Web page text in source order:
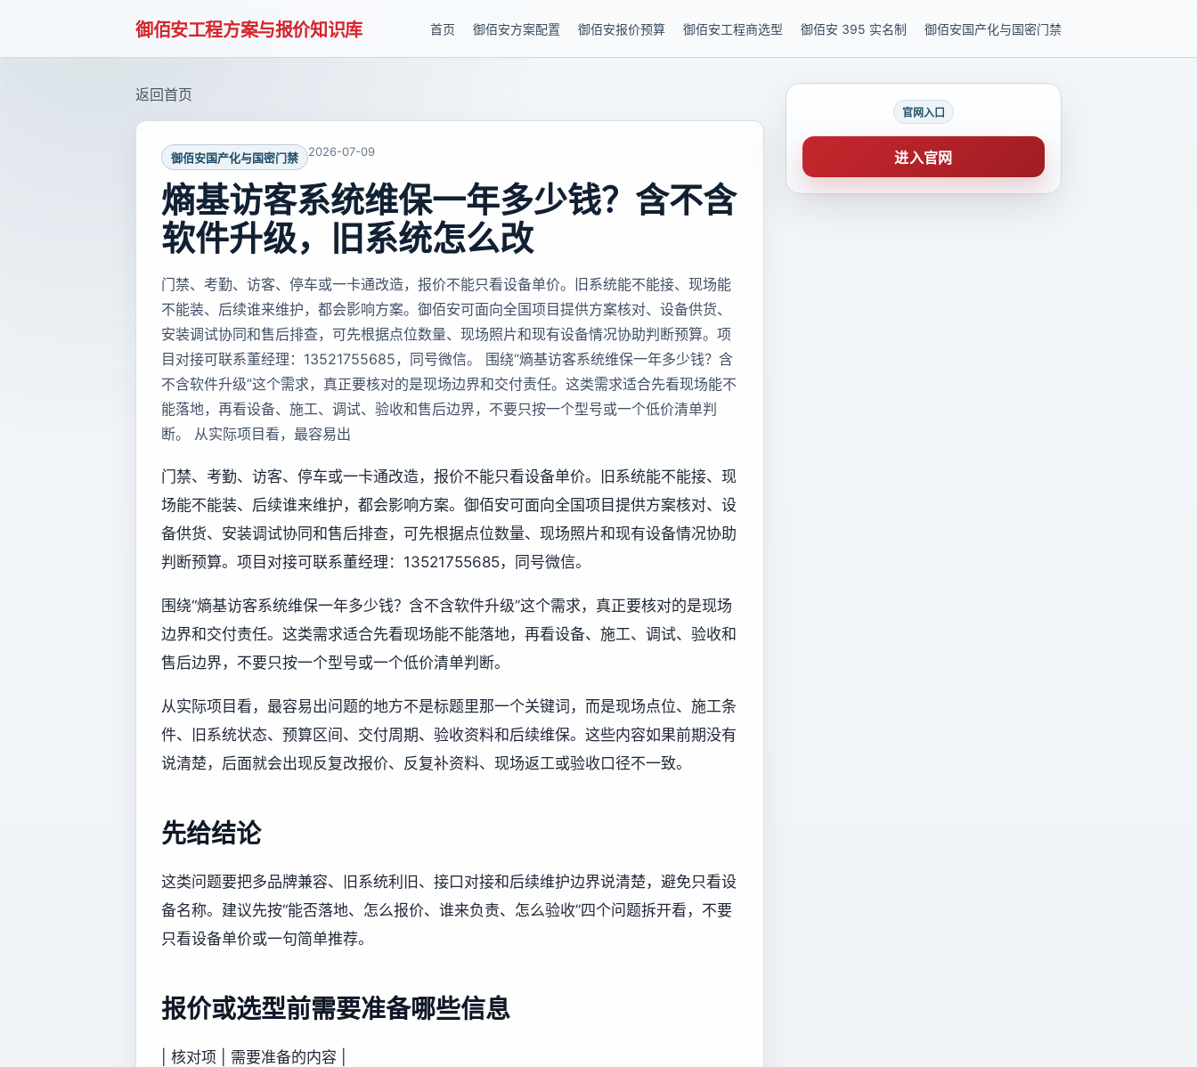
御佰安工程方案与报价知识库 首页 御佰安方案配置 御佰安报价预算 御佰安工程商选型 御佰安 395 实名制 御佰安国产化与国密门禁
返回首页
御佰安国产化与国密门禁 2026-07-09
熵基访客系统维保一年多少钱？含不含
软件升级，旧系统怎么改
门禁、考勤、访客、停车或一卡通改造，报价不能只看设备单价。旧系统能不能接、现场能
不能装、后续谁来维护，都会影响方案。御佰安可面向全国项目提供方案核对、设备供货、
安装调试协同和售后排查，可先根据点位数量、现场照片和现有设备情况协助判断预算。项
目对接可联系董经理：13521755685，同号微信。 围绕“熵基访客系统维保一年多少钱？含
不含软件升级”这个需求，真正要核对的是现场边界和交付责任。这类需求适合先看现场能不
能落地，再看设备、施工、调试、验收和售后边界，不要只按一个型号或一个低价清单判
断。 从实际项目看，最容易出
门禁、考勤、访客、停车或一卡通改造，报价不能只看设备单价。旧系统能不能接、现
场能不能装、后续谁来维护，都会影响方案。御佰安可面向全国项目提供方案核对、设
备供货、安装调试协同和售后排查，可先根据点位数量、现场照片和现有设备情况协助
判断预算。项目对接可联系董经理：13521755685，同号微信。
围绕“熵基访客系统维保一年多少钱？含不含软件升级”这个需求，真正要核对的是现场
边界和交付责任。这类需求适合先看现场能不能落地，再看设备、施工、调试、验收和
售后边界，不要只按一个型号或一个低价清单判断。
从实际项目看，最容易出问题的地方不是标题里那一个关键词，而是现场点位、施工条
件、旧系统状态、预算区间、交付周期、验收资料和后续维保。这些内容如果前期没有
说清楚，后面就会出现反复改报价、反复补资料、现场返工或验收口径不一致。
先给结论
这类问题要把多品牌兼容、旧系统利旧、接口对接和后续维护边界说清楚，避免只看设
备名称。建议先按“能否落地、怎么报价、谁来负责、怎么验收”四个问题拆开看，不要
只看设备单价或一句简单推荐。
报价或选型前需要准备哪些信息
| 核对项 | 需要准备的内容 |
官网入口
进入官网